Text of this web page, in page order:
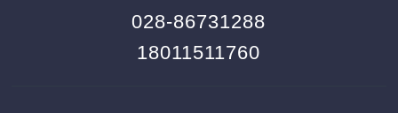
028-86731288
18011511760